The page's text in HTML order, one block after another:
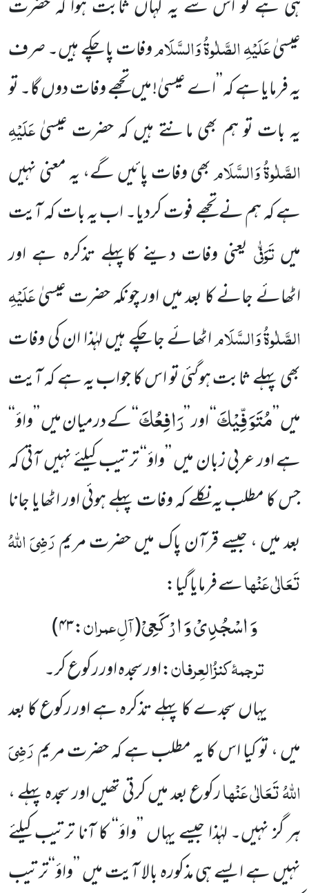
ہی ہے تو اس سے یہ کہاں ثابت ہوا کہ حضرت
عیسیٰعَلَیْہِ الصَّلٰوۃُ وَالسَّلَاموفات پاچکے ہیں۔ صرف
یہ فرمایا ہے کہ’’اے عیسیٰ! میں تجھے وفات دوں گا۔ تو
یہ بات تو ہم بھی مانتے ہیں کہ حضرت عیسیٰعَلَیْہِ
الصَّلٰوۃُ وَالسَّلَامبھی وفات پائیں گے، یہ معنی نہیں
ہے کہ ہم نے تجھے فوت کردیا۔ اب یہ بات کہ آیت
میںتَوَفّٰی یعنی وفات دینے کاپہلے تذکرہ ہے اور
اٹھائے جانے کا بعد میں اور چونکہ حضرت عیسیٰعَلَیْہِ
الصَّلٰوۃُ وَالسَّلَاماٹھائے جاچکے ہیں لہٰذا ان کی وفات
بھی پہلے ثابت ہوگئی تو اس کا جواب یہ ہے کہ آیت
میں ’’مُتَوَفِّیْكَ‘‘ اور ’’رَافِعُكَ‘‘کے درمیان میں ’’واؤ‘‘
ہے اور عربی زبان میں ’’واؤ‘‘ ترتیب کیلئے نہیں آتی کہ
جس کا مطلب یہ نکلے کہ وفات پہلے ہوئی اور اٹھایا جانا
بعد میں ، جیسے قرآن پاک میں حضرت مریمرَضِیَ اللہُ
تَعَالٰی عَنْہاسے فرمایا گیا:
وَ اسْجُدِیْ وَ ارْكَعِیْ(آلِ عمران:۴۳)
ترجمۂکنزُالعِرفان:اور سجدہ اور رکوع کر۔
یہاں سجدے کا پہلے تذکرہ ہے اور رکوع کا بعد
میں ، تو کیا اس کا یہ مطلب ہے کہ حضرت مریمرَضِیَ
اللہُ تَعَالٰی عَنْہارکوع بعد میں کرتی تھیں اور سجدہ پہلے ،
ہر گز نہیں۔ لہٰذا جیسے یہاں ’’واؤ‘‘ کا آنا ترتیب کیلئے
نہیں ہے ایسے ہی مذکورہ بالا آیت میں ’’واؤ‘‘ترتیب